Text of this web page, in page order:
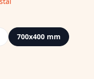
700x400 mm